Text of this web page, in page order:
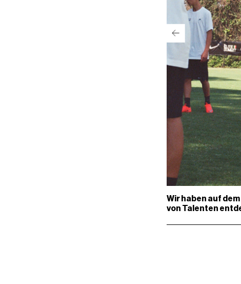
Wir haben auf
von Talenten